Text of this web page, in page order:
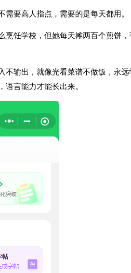
要高人指点，需要的是每天都用。
烹饪学校，但她每天摊两百个煎饼
不输出，就像光看菜谱不做饭，
言能力才能长出来。